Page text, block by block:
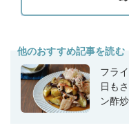
他のおすすめ記事を読む
フラ
日も
ン酢